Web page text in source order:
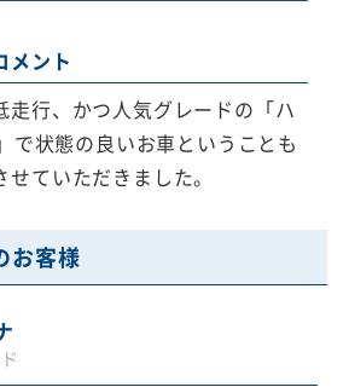
メント
走行、かつ人気グレードの「ハ
で状態の良いお車ということも
ていただきました。
お客様